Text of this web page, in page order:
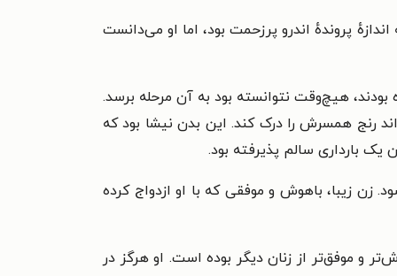
پروندهٔ اندرو پرزحمت بود، اما او می‌دانست
هیچ‌وقت نتوانسته بود به آن مرحله برسد.
رنج همسرش را درک کند. این بدن نیشا بود که
بارداری سالم پذیرفته بود.
زیبا، باهوش و موفقی که با او ازدواج کرده
و موفق‌تر از زنان دیگر بوده است. او هرگز در